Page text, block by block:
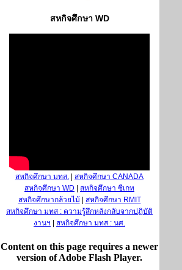
สหกิจศึกษา WD
สหกิจศึกษา มทส.
สหกิจศึกษา CANADA
สหกิจศึกษา WD
สหกิจศึกษา ซีเกท
สหกิจศึกษากล้วยไม้
สหกิจศึกษา RMIT
สหกิจศึกษา มทส : ความรู้สึกหลังกลับจากปฏิบัติ
งานฯ
สหกิจศึกษา มทส : นศ.
Content on this page requires a newer
version of Adobe Flash Player.